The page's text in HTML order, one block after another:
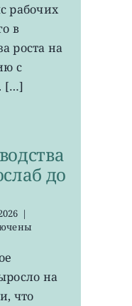
рабочих
в
роста на
с
[…]
до
|
на
что